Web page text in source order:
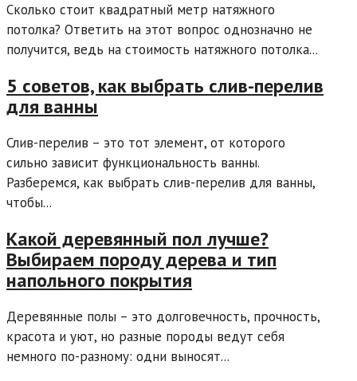
Сколько стоит квадратный метр натяжного
потолка? Ответить на этот вопрос однозначно не
получится, ведь на стоимость натяжного потолка...
5 советов, как выбрать слив-перелив
для ванны
Слив-перелив – это тот элемент, от которого
сильно зависит функциональность ванны.
Разберемся, как выбрать слив-перелив для ванны,
чтобы...
Какой деревянный пол лучше?
Выбираем породу дерева и тип
напольного покрытия
Деревянные полы – это долговечность, прочность,
красота и уют, но разные породы ведут себя
немного по-разному: одни выносят...